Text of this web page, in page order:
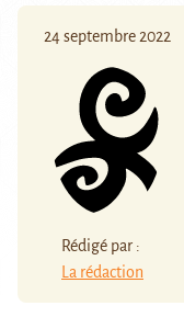
24 septembre 2022
Rédigé par :
La rédaction